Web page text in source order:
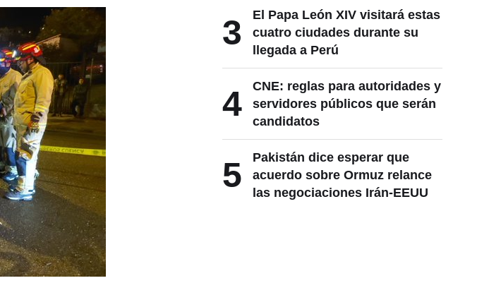
3
El Papa León XIV visitará estas
cuatro ciudades durante su
llegada a Perú
4
CNE: reglas para autoridades y
servidores públicos que serán
candidatos
5
Pakistán dice esperar que
acuerdo sobre Ormuz relance
las negociaciones Irán-EEUU